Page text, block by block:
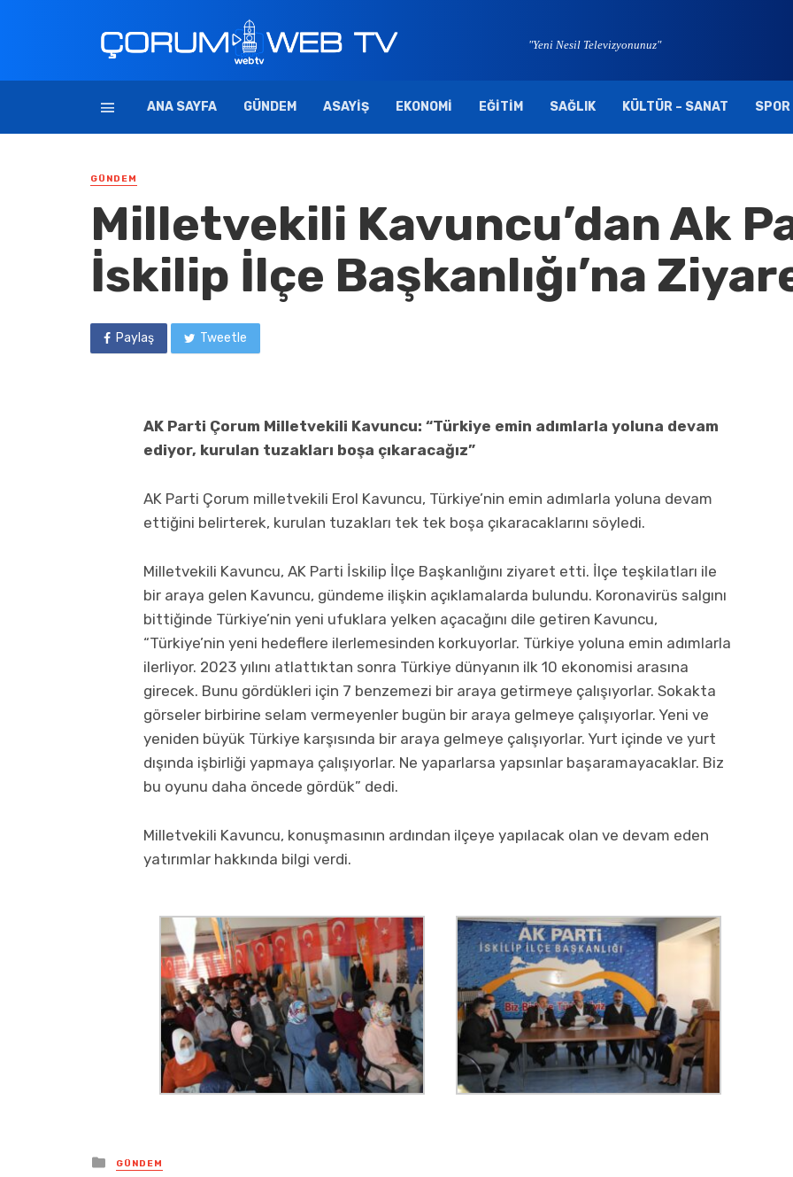
"Yeni Nesil Televizyonunuz"
ANA SAYFA GÜNDEM ASAYIŞ EKONOMI EĞITIM SAĞLIK KÜLTÜR – SANAT SPOR
GÜNDEM
Milletvekili Kavuncu’dan Ak
İskilip İlçe Başkanlığı’na
Paylaş Tweetle
AK Parti Çorum Milletvekili Kavuncu: “Türkiye emin adımlarla yoluna devam
ediyor, kurulan tuzakları boşa çıkaracağız”
AK Parti Çorum milletvekili Erol Kavuncu, Türkiye’nin emin adımlarla yoluna devam
ettiğini belirterek, kurulan tuzakları tek tek boşa çıkaracaklarını söyledi.
Milletvekili Kavuncu, AK Parti İskilip İlçe Başkanlığını ziyaret etti. İlçe teşkilatları ile
bir araya gelen Kavuncu, gündeme ilişkin açıklamalarda bulundu. Koronavirüs salgını
bittiğinde Türkiye’nin yeni ufuklara yelken açacağını dile getiren Kavuncu,
“Türkiye’nin yeni hedeflere ilerlemesinden korkuyorlar. Türkiye yoluna emin adımlarla
ilerliyor. 2023 yılını atlattıktan sonra Türkiye dünyanın ilk 10 ekonomisi arasına
girecek. Bunu gördükleri için 7 benzemezi bir araya getirmeye çalışıyorlar. Sokakta
görseler birbirine selam vermeyenler bugün bir araya gelmeye çalışıyorlar. Yeni ve
yeniden büyük Türkiye karşısında bir araya gelmeye çalışıyorlar. Yurt içinde ve yurt
dışında işbirliği yapmaya çalışıyorlar. Ne yaparlarsa yapsınlar başaramayacaklar. Biz
bu oyunu daha öncede gördük” dedi.
Milletvekili Kavuncu, konuşmasının ardından ilçeye yapılacak olan ve devam eden
yatırımlar hakkında bilgi verdi.
Posted
GÜNDEM